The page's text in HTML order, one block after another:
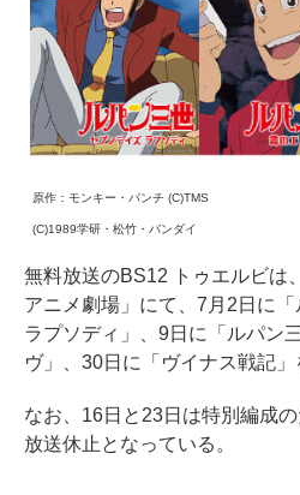
原作：モンキー・パンチ (C)TMS
(C)1989学研・松竹・バンダイ
無料放送のBS12 トゥエルビは
アニメ劇場」にて、7月2日に
ラプソディ」、9日に「ルパン
ヴ」、30日に「ヴイナス戦記」
なお、16日と23日は特別編成
放送休止となっている。